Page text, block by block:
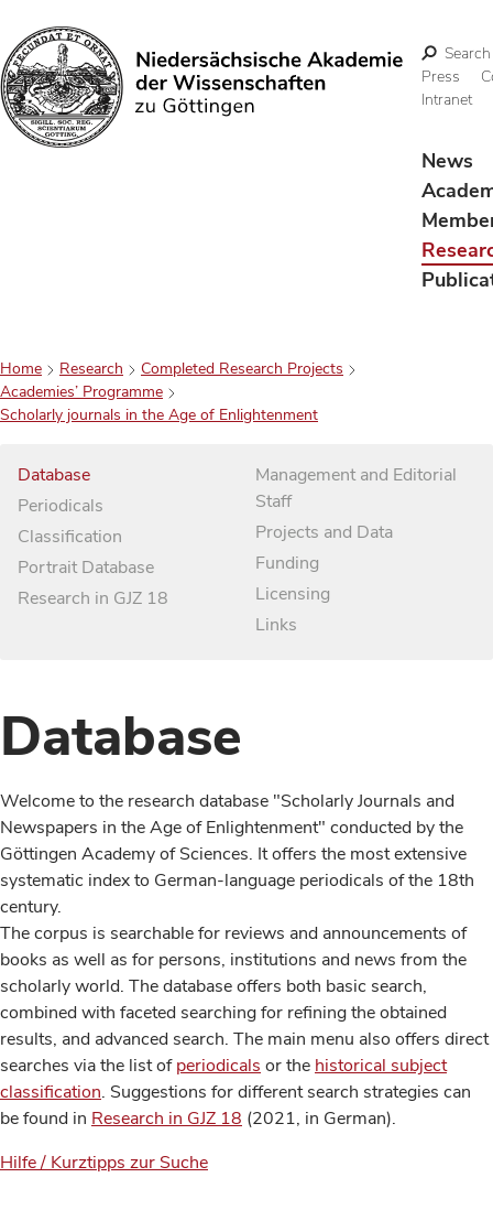
Search
Search
Press
Intranet
News
Home Research
Completed Research Projects
Academies’ Programme
Scholarly journals in the Age of Enlightenment
Database
Periodicals
Classification
Portrait Database
Research in GJZ 18
Management and Editorial
Staff
Projects and Data
Funding
Licensing
Links
Database
Welcome to the research database "Scholarly Journals and
Newspapers in the Age of Enlightenment" conducted by the
Göttingen Academy of Sciences. It offers the most extensive
systematic index to German-language periodicals of the 18th
century.
The corpus is searchable for reviews and announcements of
books as well as for persons, institutions and news from the
scholarly world. The database offers both basic search,
combined with faceted searching for refining the obtained
results, and advanced search. The main menu also offers direct
searches via the list ofperiodicals or the historical subject
classification. Suggestions for different search strategies can
be found in Research in GJZ 18 (2021, in German).
Hilfe / Kurztipps zur Suche